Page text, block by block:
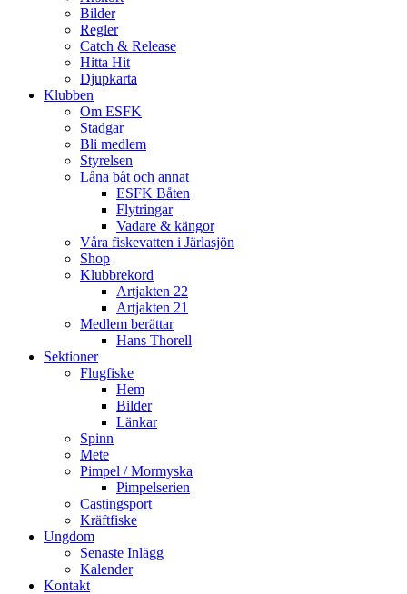
Bilder
Regler
Catch & Release
Hitta Hit
Djupkarta
Klubben
Om ESFK
Stadgar
Bli medlem
Styrelsen
Låna båt och annat
ESFK Båten
Flytringar
Vadare & kängor
Våra fiskevatten i Järlasjön
Shop
Klubbrekord
Artjakten 22
Artjakten 21
Medlem berättar
Hans Thorell
Sektioner
Flugfiske
Hem
Bilder
Länkar
Spinn
Mete
Pimpel / Mormyska
Pimpelserien
Castingsport
Kräftfiske
Ungdom
Senaste Inlägg
Kalender
Kontakt